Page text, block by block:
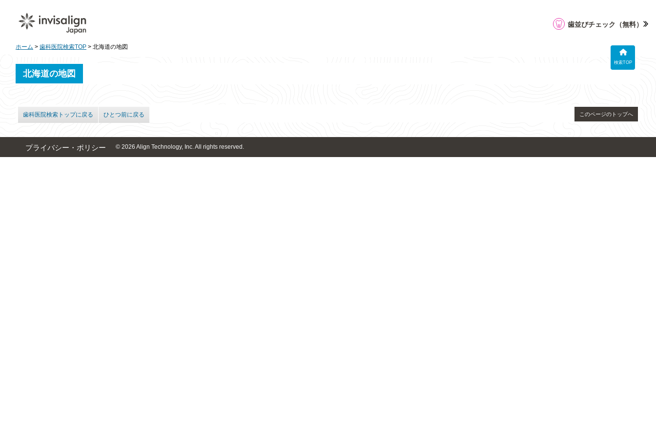
検索TOP
歯並びチェック （無料）
ホーム > 歯科医院検索TOP > 北海道の地図
北海道の地図
歯科医院検索トップに戻る ひとつ前に戻る このページのトップへ
プライバシー・ポリシー © 2026 Align Technology, Inc. All rights reserved.